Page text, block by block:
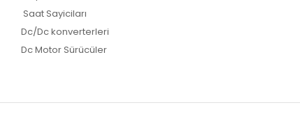
Saat Sayiciları
Dc/Dc konverterleri
Dc Motor Sürücüler